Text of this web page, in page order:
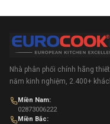
Nhà phân phối chính hãng
năm kinh nghiệm, 2.400+
Miền Nam:
02873006222
Miền Bắc: